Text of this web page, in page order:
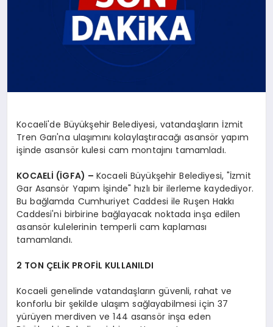
Kocaeli'de Büyükşehir Belediyesi, vatandaşların İzmit
Tren Garı'na ulaşımını kolaylaştıracağı asansör yapım
işinde asansör kulesi cam montajını tamamladı.
KOCAELİ (İGFA) –Kocaeli Büyükşehir Belediyesi, "İzmit
Gar Asansör Yapım İşinde" hızlı bir ilerleme kaydediyor.
Bu bağlamda Cumhuriyet Caddesi ile Ruşen Hakkı
Caddesi'ni birbirine bağlayacak noktada inşa edilen
asansör kulelerinin temperli cam kaplaması
tamamlandı.
2 TON ÇELİK PROFİL KULLANILDI
Kocaeli genelinde vatandaşların güvenli, rahat ve
konforlu bir şekilde ulaşım sağlayabilmesi için 37
yürüyen merdiven ve 144 asansör inşa eden